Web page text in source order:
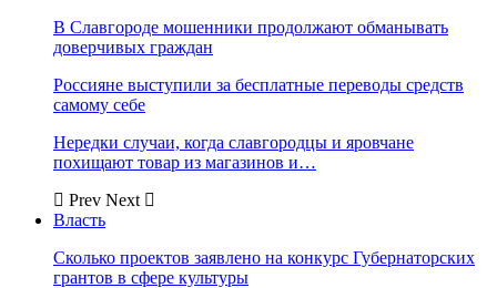
В Славгороде мошенники продолжают обманывать
доверчивых граждан
Россияне выступили за бесплатные переводы средств
самому себе
Нередки случаи, когда славгородцы и яровчане
похищают товар из магазинов и…
Prev Next
Власть
Сколько проектов заявлено на конкурс Губернаторских
грантов в сфере культуры